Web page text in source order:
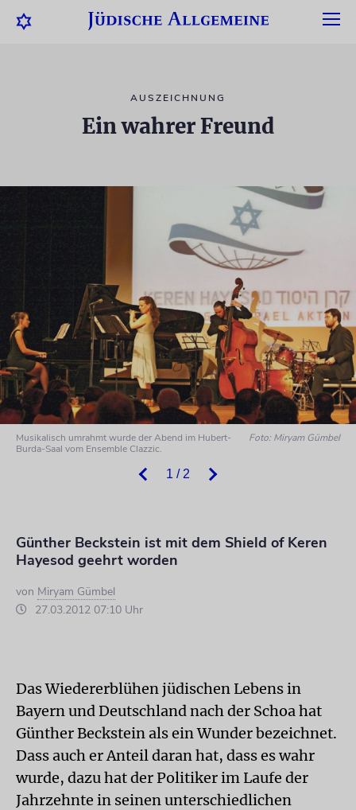
AUSZEICHNUNG
Ein wahrer Freund
1 / 2
Musikalisch umrahmt wurde der Abend im Hubert-
Burda-Saal vom Ensemble Clazzic.
Foto: Miryam Gümbel
Günther Beckstein ist mit dem Shield of Keren
Hayesod geehrt worden
von Miryam Gümbel
27.03.2012 07:10 Uhr
Das Wiedererblühen jüdischen Lebens in
Bayern und Deutschland nach der Schoa hat
Günther Beckstein als ein Wunder bezeichnet.
Dass auch er Anteil daran hat, dass es wahr
wurde, dazu hat der Politiker im Laufe der
Jahrzehnte in seinen unterschiedlichen